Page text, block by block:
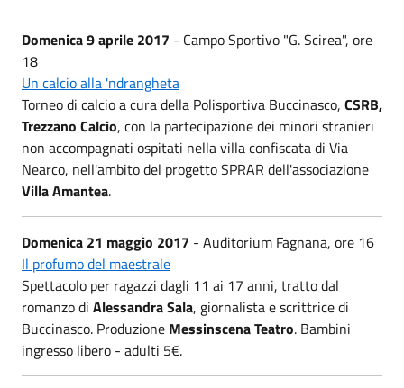
Domenica 9 aprile 2017 - Campo Sportivo "G. Scirea", ore
18
Un calcio alla 'ndrangheta
Torneo di calcio a cura della Polisportiva Buccinasco, CSRB,
Trezzano Calcio, con la partecipazione dei minori stranieri
non accompagnati ospitati nella villa confiscata di Via
Nearco, nell'ambito del progetto SPRAR dell'associazione
Villa Amantea.
Domenica 21 maggio 2017 - Auditorium Fagnana, ore 16
Il profumo del maestrale
Spettacolo per ragazzi dagli 11 ai 17 anni, tratto dal
romanzo di Alessandra Sala, giornalista e scrittrice di
Buccinasco. Produzione Messinscena Teatro. Bambini
ingresso libero - adulti 5€.